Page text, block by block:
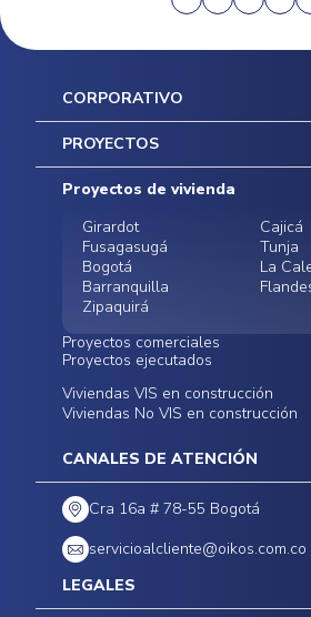
CORPORATIVO
Inicio
Mapa del sitio
Postventas
Contratación Directa
Noticias
PROYECTOS
Proyectos de vivienda
Girardot
Cajicá
Fusagasugá
Tunja
Bogotá
La
Barranquilla
Zipaquirá
Proyectos comerciales
Funza
Bodegas - ALMAX
Centro
Proyectos ejecutados
Conoce nuestros
proyectos ejecutados
Viviendas VIS en construcción
Viviendas No VIS en construcción
CANALES DE ATENCIÓN
Cra 16a # 78-55 Bogotá
servicioalcliente@oikos.com.co
LEGALES